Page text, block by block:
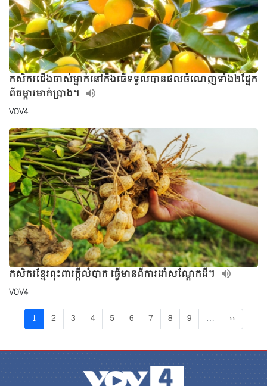
កសិករជើងចាស់ម្នាក់នៅកឹងធើទទួលបានផលចំណេញទាំង២ផ្នែក
ពីចម្ការមាក់ប្រាង។
VOV4
កសិករខ្មែរពុះពារក្ដីលំបាក ធ្វើមានពីការដាំសណ្ដែកដី។
VOV4
1
2 3 4 5 6 7 8 9 … ››